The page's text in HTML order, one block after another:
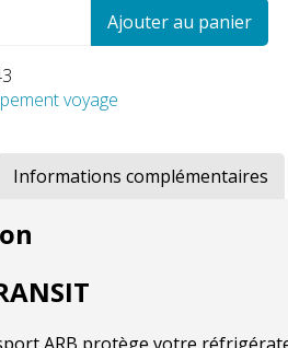
Ajouter au panier
voyage
Informations complémentaires